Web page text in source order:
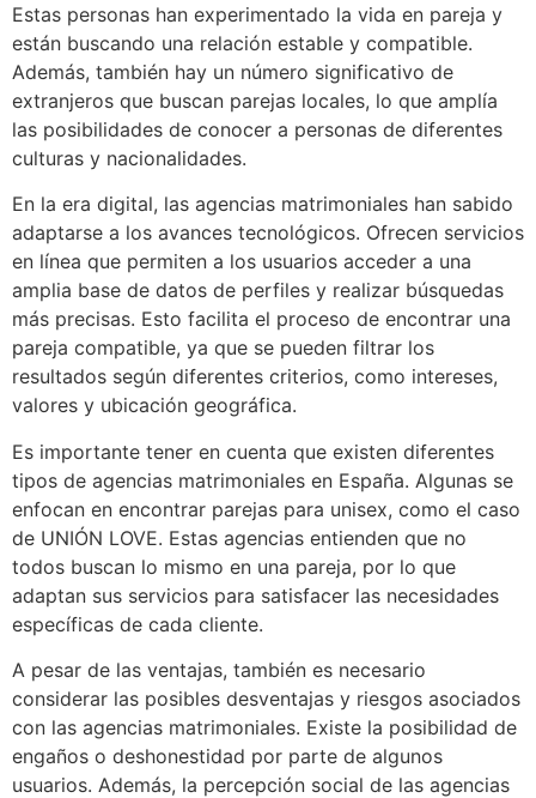
Estas personas han experimentado la vida en pareja y
están buscando una relación estable y compatible.
Además, también hay un número significativo de
extranjeros que buscan parejas locales, lo que amplía
las posibilidades de conocer a personas de diferentes
culturas y nacionalidades.
En la era digital, las agencias matrimoniales han sabido
adaptarse a los avances tecnológicos. Ofrecen servicios
en línea que permiten a los usuarios acceder a una
amplia base de datos de perfiles y realizar búsquedas
más precisas. Esto facilita el proceso de encontrar una
pareja compatible, ya que se pueden filtrar los
resultados según diferentes criterios, como intereses,
valores y ubicación geográfica.
Es importante tener en cuenta que existen diferentes
tipos de agencias matrimoniales en España. Algunas se
enfocan en encontrar parejas para unisex, como el caso
de UNIÓN LOVE. Estas agencias entienden que no
todos buscan lo mismo en una pareja, por lo que
adaptan sus servicios para satisfacer las necesidades
específicas de cada cliente.
A pesar de las ventajas, también es necesario
considerar las posibles desventajas y riesgos asociados
con las agencias matrimoniales. Existe la posibilidad de
engaños o deshonestidad por parte de algunos
usuarios. Además, la percepción social de las agencias